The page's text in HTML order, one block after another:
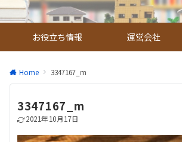
お役立ち情報 運営会社
Home 3347167_m
3347167_m
2021年10月17日